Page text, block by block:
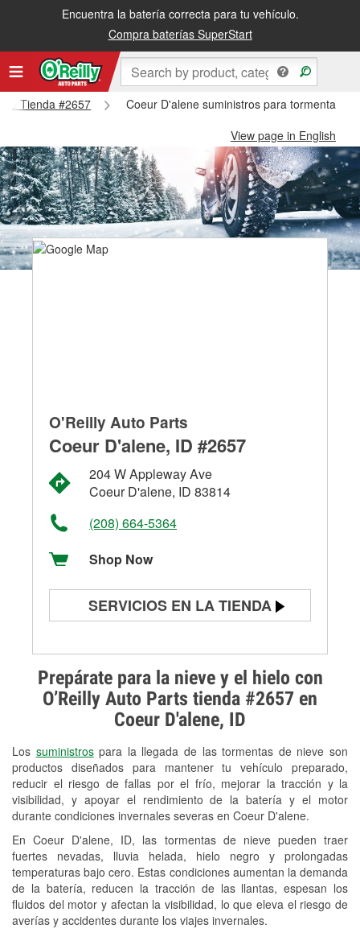
Encuentra la batería correcta para tu vehículo.
Compra baterías SuperStart
Tienda #2657
Coeur D'alene suministros para tormentas
View page in English
Prepárate para la nieve y el hielo con
O’Reilly Auto Parts tienda #2657 en
Coeur D'alene, ID
Los suministrospara la llegada de las tormentas de nieve son
productos diseñados para mantener tu vehículo preparado,
reducir el riesgo de fallas por el frío, mejorar la tracción y la
visibilidad, y apoyar el rendimiento de la batería y el motor
durante condiciones invernales severas en Coeur D'alene.
En Coeur D'alene, ID, las tormentas de nieve pueden traer
fuertes nevadas, lluvia helada, hielo negro y prolongadas
temperaturas bajo cero. Estas condiciones aumentan la demanda
de la batería, reducen la tracción de las llantas, espesan los
fluidos del motor y afectan la visibilidad, lo que eleva el riesgo de
averías y accidentes durante los viajes invernales.
O'Reilly Auto Parts
Coeur D'alene, ID #2657
204 W Appleway Ave
Coeur D'alene, ID 83814
(208) 664-5364
Shop Now
SERVICIOS EN LA TIENDA
Prueba de alternadores y
arrancadores
Revisión de la luz "Check Engine"
Reciclaje de baterías y aceite
Instalación de bombillas de faros
Instalación de limpiaparabrisas
Programa de Préstamo de
Herramientas
Rectificación de tambores y discos de
freno